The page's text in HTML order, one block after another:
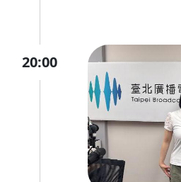
20:00